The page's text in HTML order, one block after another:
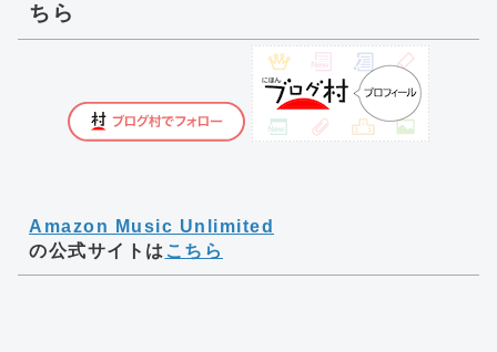
ちら
Amazon Music Unlimited
の公式サイトは こちら